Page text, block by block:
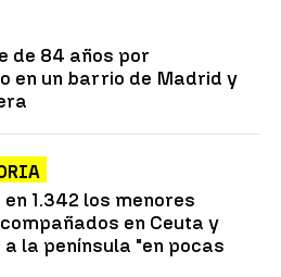
de 84 años por
en un barrio de Madrid y
1.342 los menores
en Ceuta y
la península "en pocas